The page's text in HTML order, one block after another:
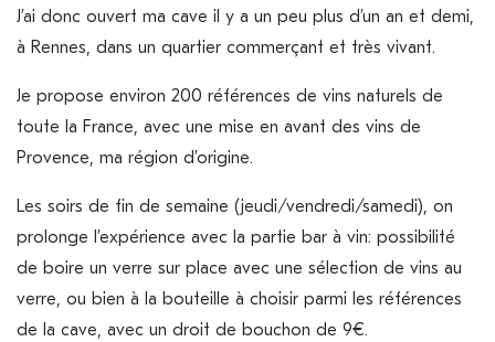
J’ai donc ouvert ma cave il y a un peu plus d’un an et demi,
à Rennes, dans un quartier commerçant et très vivant.
Je propose environ 200 références de vins naturels de
toute la France, avec une mise en avant des vins de
Provence, ma région d’origine.
Les soirs de fin de semaine (jeudi/vendredi/samedi), on
prolonge l’expérience avec la partie bar à vin: possibilité
de boire un verre sur place avec une sélection de vins au
verre, ou bien à la bouteille à choisir parmi les références
de la cave, avec un droit de bouchon de 9€.